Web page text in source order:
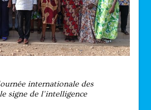
internationale des
signe de l’intelligence